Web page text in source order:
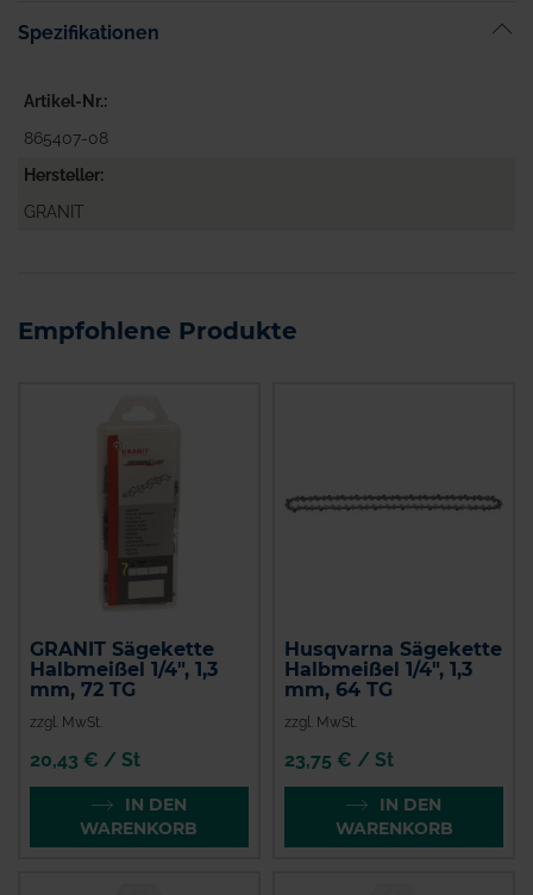
Spezifikationen
Artikel-Nr.
865407-08
Hersteller
GRANIT
Empfohlene Produkte
GRANIT Sägekette
Halbmeißel 1/4", 1,3
mm, 72 TG
zzgl. MwSt.
20,43 € / St
IN DEN
WARENKORB
Husqvarna Sägekette
Halbmeißel 1/4", 1,3
mm, 64 TG
zzgl. MwSt.
23,75 € / St
IN DEN
WARENKORB